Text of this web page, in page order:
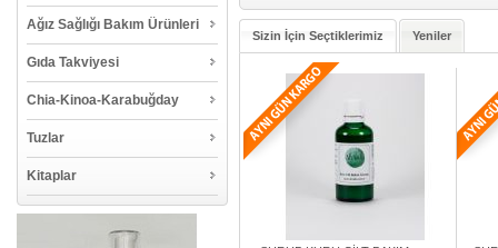
Ağız Sağlığı Bakım Ürünleri
Gıda Takviyesi
Chia-Kinoa-Karabuğday
Tuzlar
Kitaplar
Sizin İçin Seçtiklerimiz Yeniler